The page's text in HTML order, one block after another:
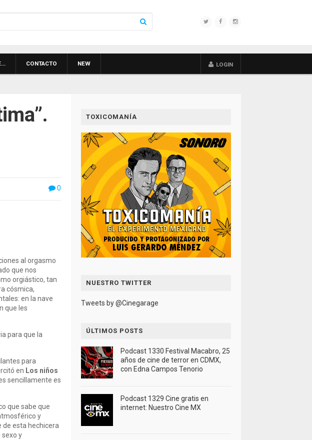
CONTACTO NEW LOGIN
0
al orgasmo
que nos
orgiástico, tan
cósmica,
en la nave
que les
para que la
para
en Los niños
sencillamente es
que sabe que
y
de esta hechicera
sexo y
TOXICOMANÍA
NUESTRO TWITTER
Tweets by @Cinegarage
ÚLTIMOS POSTS
Podcast 1330 Festival Macabro, 25
años de cine de terror en CDMX,
con Edna Campos Tenorio
Podcast 1329 Cine gratis en
internet: Nuestro Cine MX